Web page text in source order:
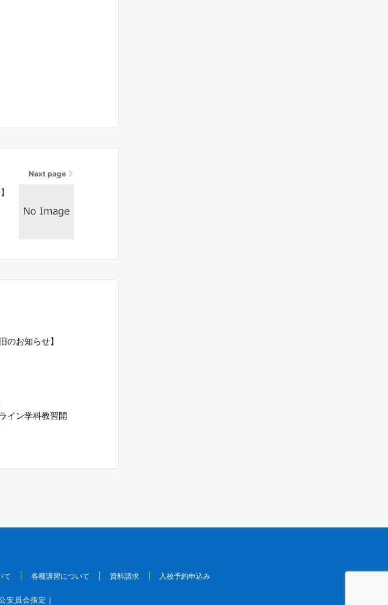
Next page
のお知らせ】
イン学科教習開
て 各種講習について 資料請求 入校予約申込み
安員会指定｜